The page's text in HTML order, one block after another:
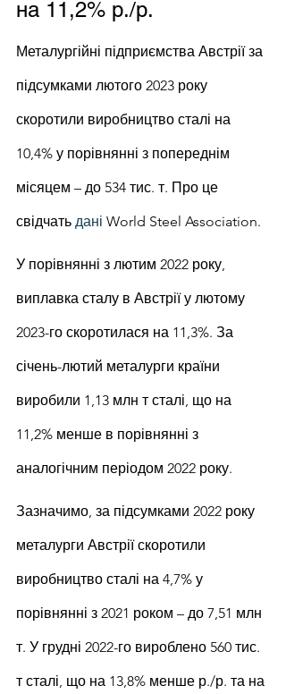
на 11,2% р./р.
Металургійні підприємства Австрії за
підсумками лютого 2023 року
скоротили виробництво сталі на
10,4% у порівнянні з попереднім
місяцем – до 534 тис. т. Про це
свідчать дані World Steel Association.
У порівнянні з лютим 2022 року,
виплавка сталу в Австрії у лютому
2023-го скоротилася на 11,3%. За
січень-лютий металурги країни
виробили 1,13 млн т сталі, що на
11,2% менше в порівнянні з
аналогічним періодом 2022 року.
Зазначимо, за підсумками 2022 року
металурги Австрії скоротили
виробництво сталі на 4,7% у
порівнянні з 2021 роком – до 7,51 млн
т. У грудні 2022-го вироблено 560 тис.
т сталі, що на 13,8% менше р./р. та на